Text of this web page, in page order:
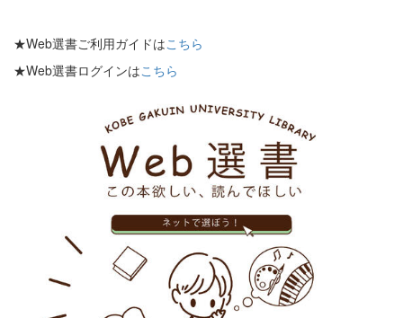
★Web選書ご利用ガイドはこちら
★Web選書ログインはこちら